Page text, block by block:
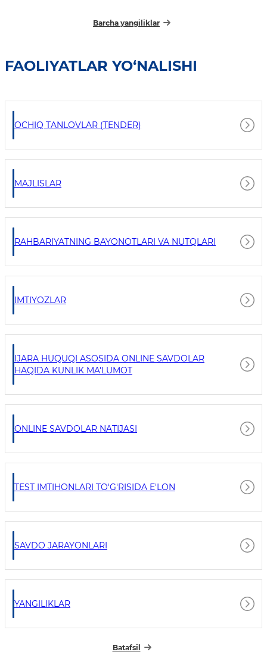
Barcha yangiliklar
FAOLIYATLAR YO‘NALISHI
OCHIQ TANLOVLAR (TENDER)
MAJLISLAR
RAHBARIYATNING BAYONOTLARI VA NUTQLARI
IMTIYOZLAR
IJARA HUQUQI ASOSIDA ONLINE SAVDOLAR
HAQIDA KUNLIK MA'LUMOT
ONLINE SAVDOLAR NATIJASI
TEST IMTIHONLARI TO'G'RISIDA E'LON
SAVDO JARAYONLARI
YANGILIKLAR
Batafsil